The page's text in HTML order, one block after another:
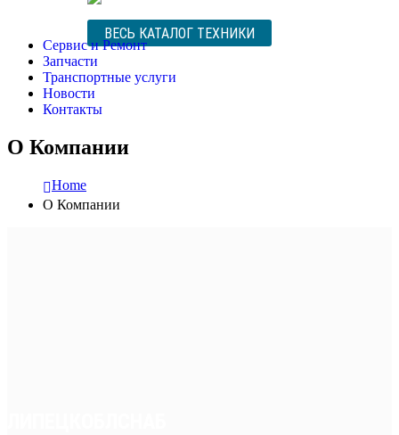
ВЕСЬ КАТАЛОГ ТЕХНИКИ
Сервис и Ремонт
Запчасти
Транспортные услуги
Новости
Контакты
О Компании
Home
О Компании